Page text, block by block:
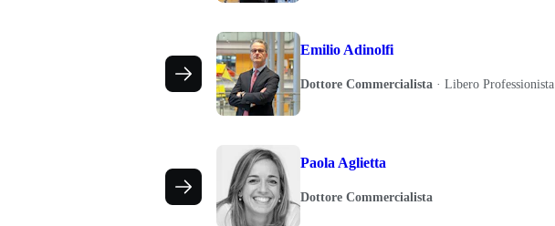
Emilio Adinolfi
Dottore Commercialista · Libero Professionista
Paola Aglietta
Dottore Commercialista